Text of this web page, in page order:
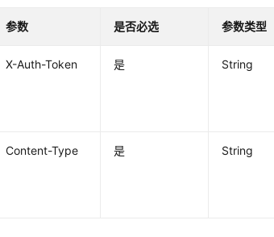
参数 是否必选 参数类型
X-Auth-Token 是 String
Content-Type 是 String